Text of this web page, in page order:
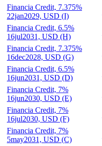
Financia Credit, 7.375%
22jan2029, USD (I)
Financia Credit, 6.5%
16jul2031, USD (H)
Financia Credit, 7.375%
16dec2028, USD (G)
Financia Credit, 6.5%
16jun2031, USD (D)
Financia Credit, 7%
16jun2030, USD (E)
Financia Credit, 7%
16jul2030, USD (F)
Financia Credit, 7%
5may2031, USD (C)